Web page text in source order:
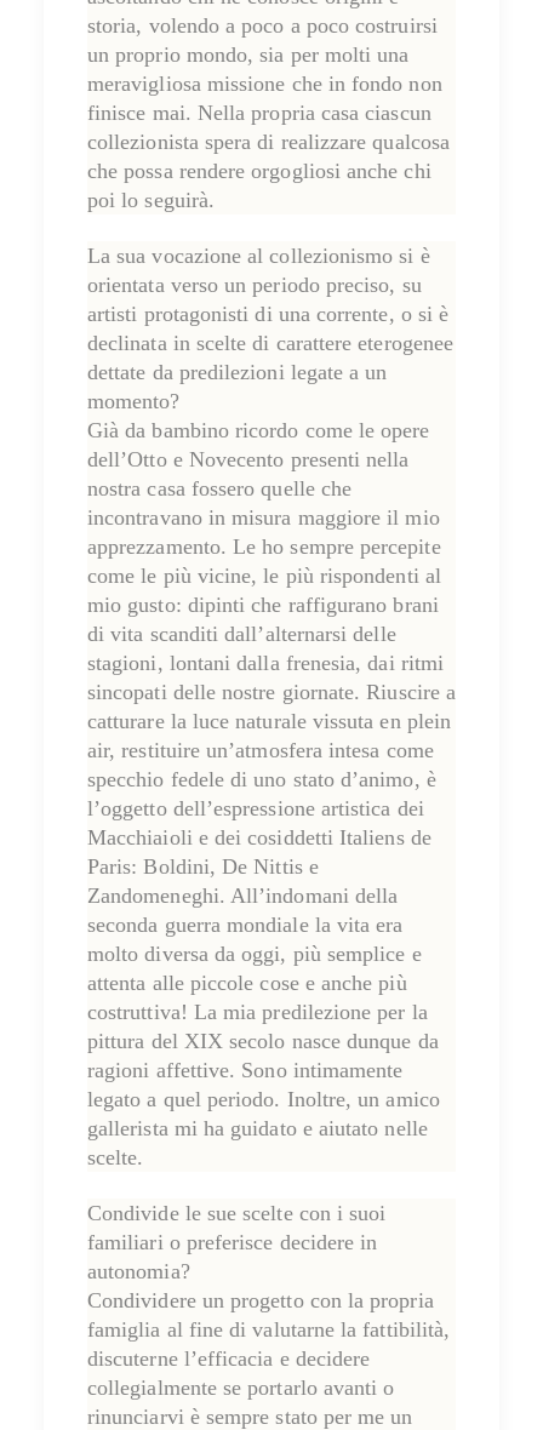
storia, volendo a poco a poco costruirsi
un proprio mondo, sia per molti una
meravigliosa missione che in fondo non
finisce mai. Nella propria casa ciascun
collezionista spera di realizzare qualcosa
che possa rendere orgogliosi anche chi
poi lo seguirà.
La sua vocazione al collezionismo si è
orientata verso un periodo preciso, su
artisti protagonisti di una corrente, o si è
declinata in scelte di carattere eterogenee
dettate da predilezioni legate a un
momento?
Già da bambino ricordo come le opere
dell’Otto e Novecento presenti nella
nostra casa fossero quelle che
incontravano in misura maggiore il mio
apprezzamento. Le ho sempre percepite
come le più vicine, le più rispondenti al
mio gusto: dipinti che raffigurano brani
di vita scanditi dall’alternarsi delle
stagioni, lontani dalla frenesia, dai ritmi
sincopati delle nostre giornate. Riuscire a
catturare la luce naturale vissuta en plein
air, restituire un’atmosfera intesa come
specchio fedele di uno stato d’animo, è
l’oggetto dell’espressione artistica dei
Macchiaioli e dei cosiddetti Italiens de
Paris: Boldini, De Nittis e
Zandomeneghi. All’indomani della
seconda guerra mondiale la vita era
molto diversa da oggi, più semplice e
attenta alle piccole cose e anche più
costruttiva! La mia predilezione per la
pittura del XIX secolo nasce dunque da
ragioni affettive. Sono intimamente
legato a quel periodo. Inoltre, un amico
gallerista mi ha guidato e aiutato nelle
scelte.
Condivide le sue scelte con i suoi
familiari o preferisce decidere in
autonomia?
Condividere un progetto con la propria
famiglia al fine di valutarne la fattibilità,
discuterne l’efficacia e decidere
collegialmente se portarlo avanti o
rinunciarvi è sempre stato per me un